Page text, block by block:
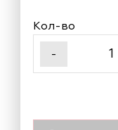
Кол-во
-